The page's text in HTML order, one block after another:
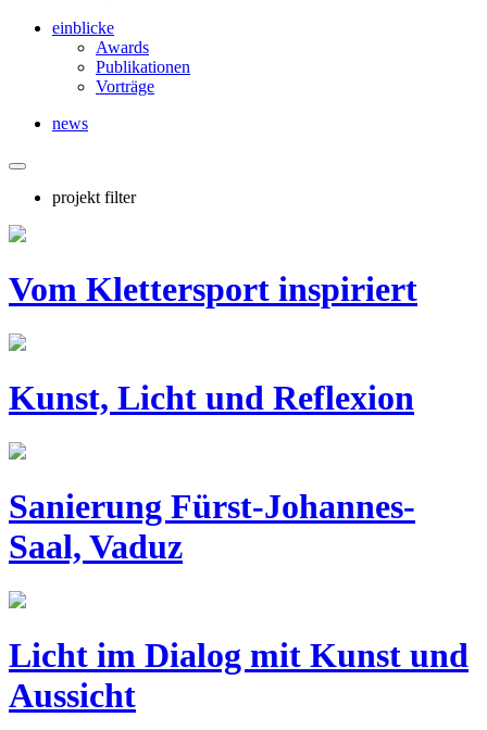
einblicke
Awards
Publikationen
Vorträge
news
projekt filter
Vom Klettersport inspiriert
Kunst, Licht und Reflexion
Sanierung Fürst-Johannes-
Saal, Vaduz
Licht im Dialog mit Kunst und
Aussicht